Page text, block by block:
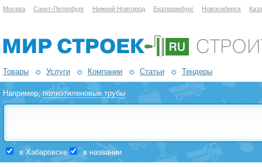
Москва Санкт-Петербург Нижний Новгород Екатеринбург Новосибирск
Товары Услуги Компании Статьи Тендеры
Например,полиэтиленовые трубы
в Хабаровске в названии